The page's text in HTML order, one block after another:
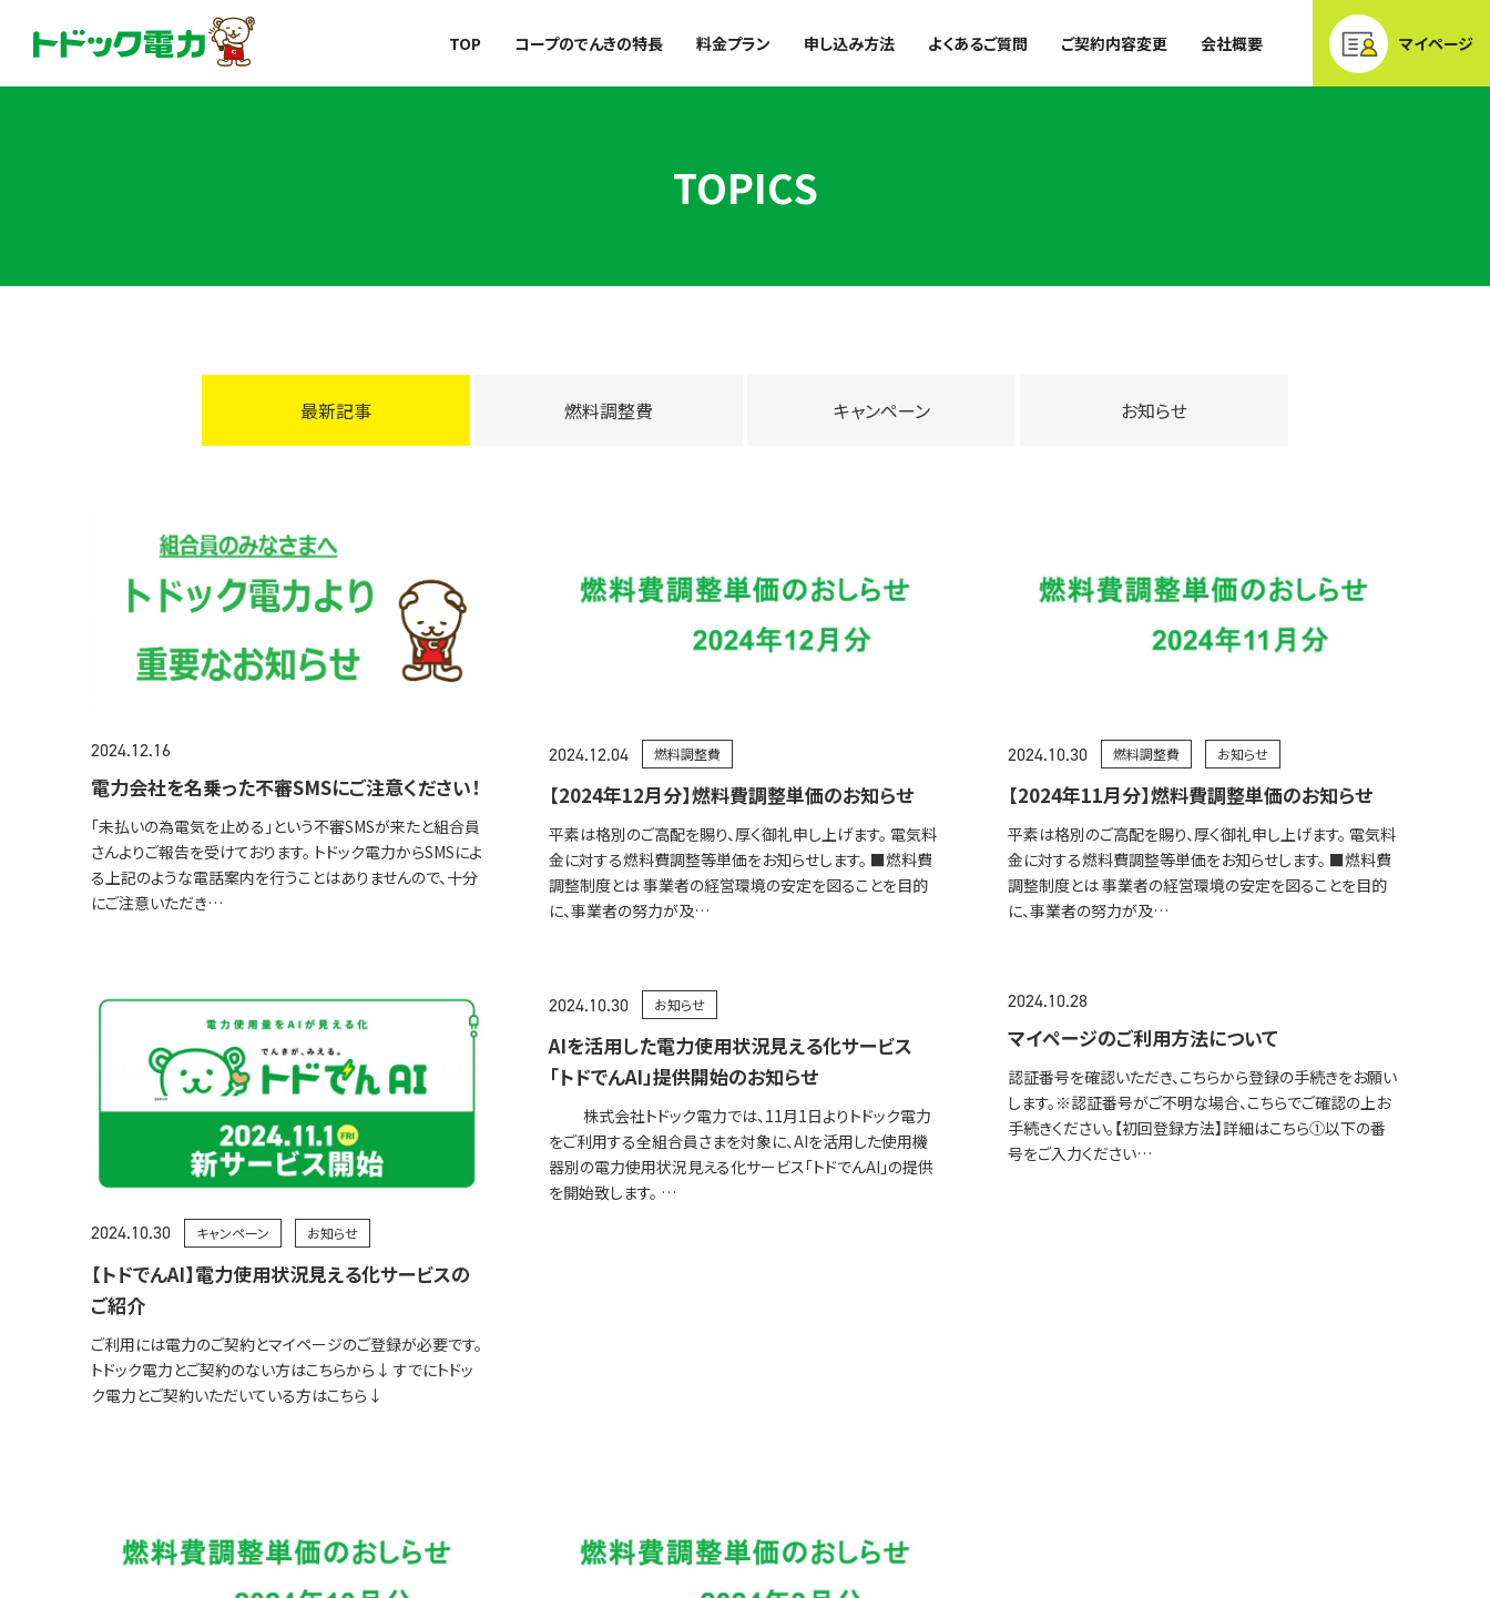
マイページ
TOP コープのでんきの特長 料金プラン 申し込み方法 よくあるご質問 ご契約内容変更 会社概要
TOPICS
最新記事 燃料調整費 キャンペーン お知らせ
2024.12.16
電力会社を名乗った不審SMSにご注意ください！
「未払いの為電気を止める」という不審SMSが来たと組合員
さんよりご報告を受けております。 トドック電力からSMSによ
る上記のような電話案内を行うことはありませんので、十分
にご注意いただき…
2024.12.04 燃料調整費
【2024年12月分】燃料費調整単価のお知らせ
平素は格別のご高配を賜り、厚く御礼申し上げます。 電気料
金に対する燃料費調整等単価をお知らせします。 ■燃料費
調整制度とは 事業者の経営環境の安定を図ることを目的
に、事業者の努力が及…
2024.10.30 燃料調整費 お知らせ
【2024年11月分】燃料費調整単価のお知らせ
平素は格別のご高配を賜り、厚く御礼申し上げます。 電気料
金に対する燃料費調整等単価をお知らせします。 ■燃料費
調整制度とは 事業者の経営環境の安定を図ることを目的
に、事業者の努力が及…
2024.10.30 キャンペーン お知らせ
【トドでんAI】電力使用状況見える化サービスの
ご紹介
ご利用には電力のご契約とマイページのご登録が必要です。
トドック電力とご契約のない方はこちらから↓ すでにトドッ
ク電力とご契約いただいている方はこちら↓
2024.10.30 お知らせ
AIを活用した電力使用状況見える化サービス
「トドでんAI」提供開始のお知らせ
株式会社トドック電力では、11月1日よりトドック電力
をご利用する全組合員さまを対象に、AIを活用した使用機
器別の電力使用状況見える化サービス「トドでんAI」の提供
を開始致します。 …
2024.10.28
マイページのご利用方法について
認証番号を確認いただき、こちらから登録の手続きをお願い
します。※認証番号がご不明な場合、こちらでご確認の上お
手続きください。【初回登録方法】詳細はこちら①以下の番
号をご入力ください…